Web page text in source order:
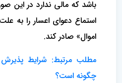
باشد که مالى ندارد در این
استماع دعواى اعسار را به
اموال» صادر کند.
مطلب مرتبط: شرایط پذیرش
چگونه است؟